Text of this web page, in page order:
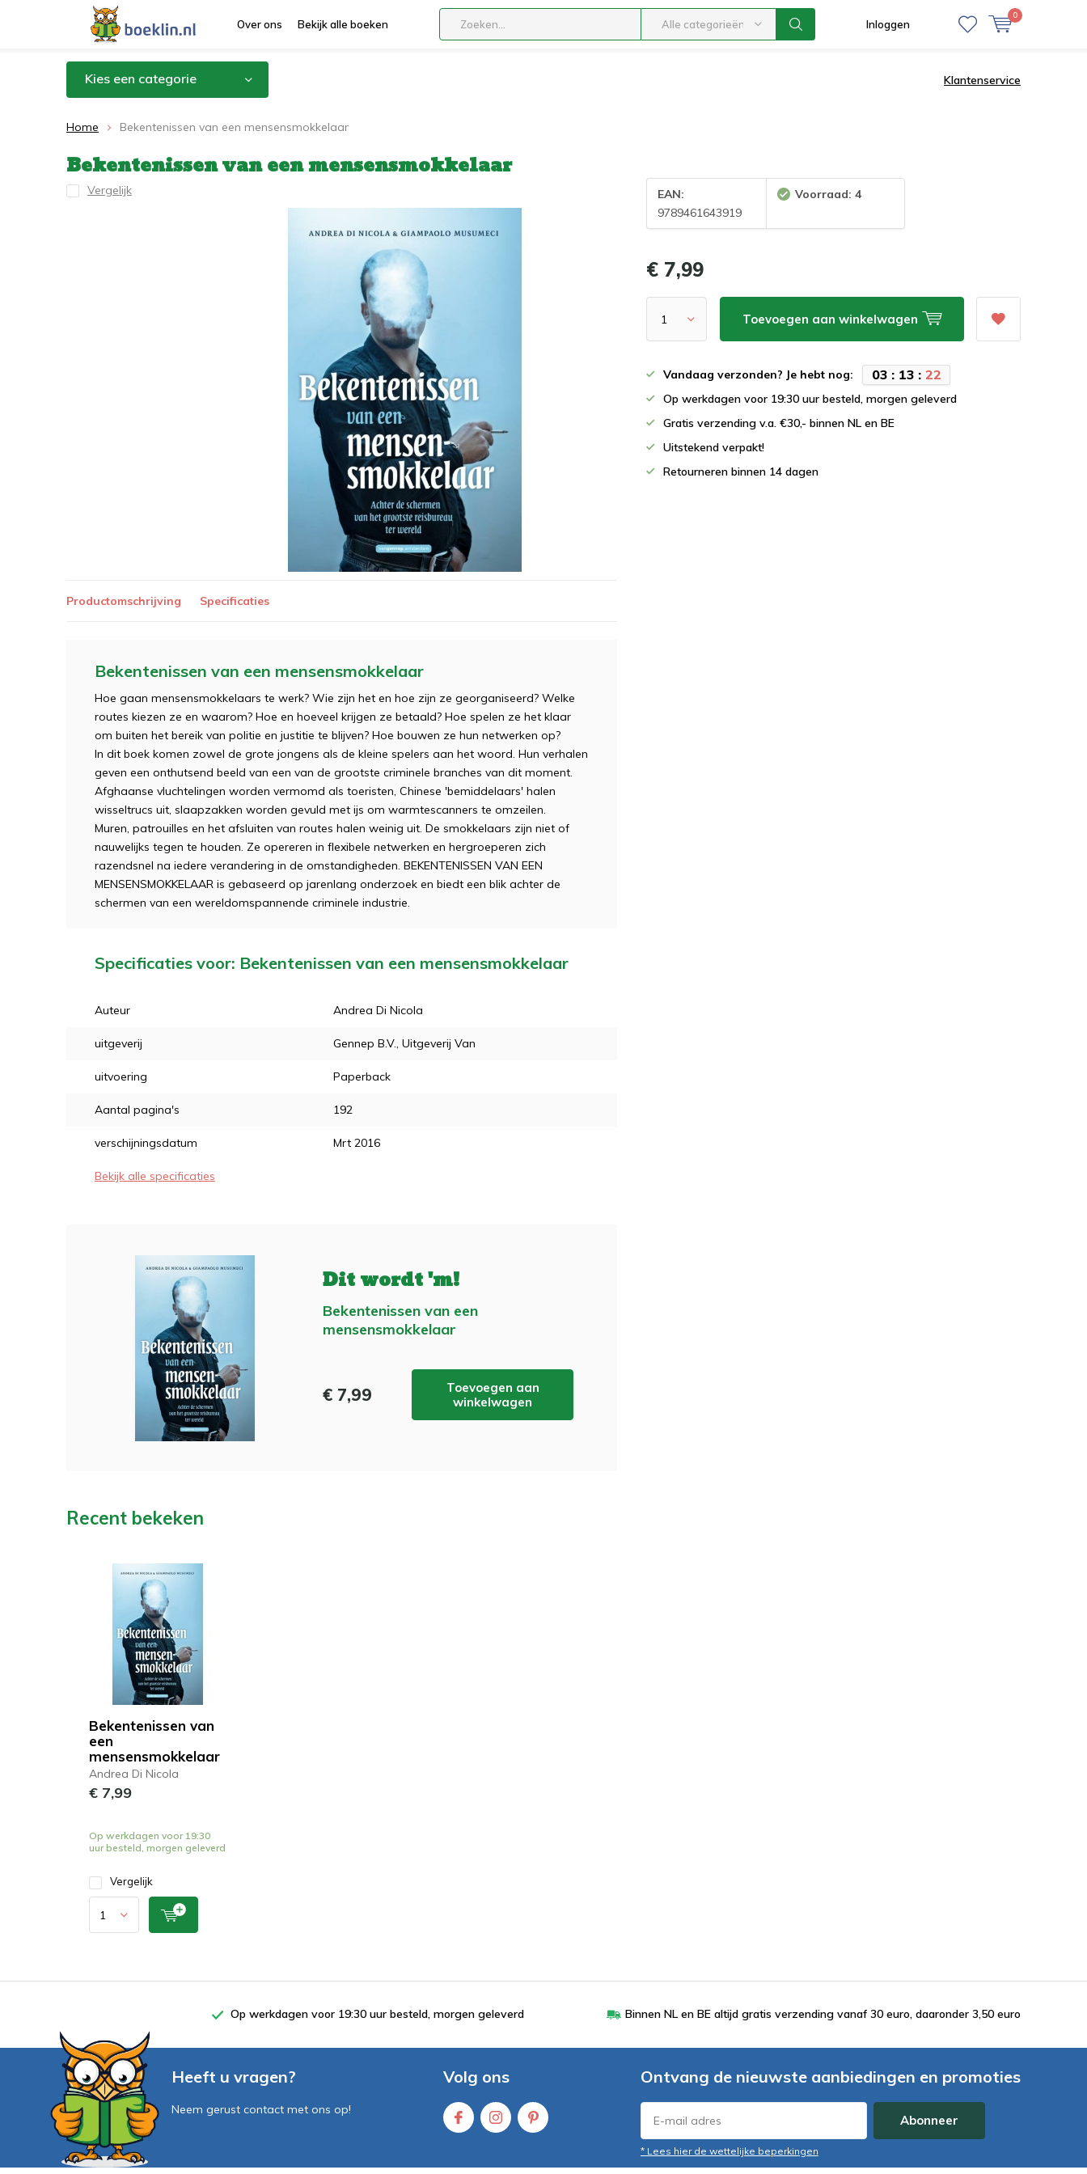
Over ons Bekijk alle boeken Alle categorieën Inloggen
0
Kies een categorie Klantenservice
Home Bekentenissen van een mensensmokkelaar
Bekentenissen van een mensensmokkelaar
Vergelijk
EAN:
9789461643919
Voorraad: 4
€ 7,99
Toevoegen aan winkelwagen
Vandaag verzonden? Je hebt nog: 03: 13: 22
Op werkdagen voor 19:30 uur besteld, morgen geleverd
Gratis verzending v.a. €30,- binnen NL en BE
Uitstekend verpakt!
Retourneren binnen 14 dagen
Productomschrijving Specificaties
Bekentenissen van een mensensmokkelaar
Hoe gaan mensensmokkelaars te werk? Wie zijn het en hoe zijn ze georganiseerd? Welke
routes kiezen ze en waarom? Hoe en hoeveel krijgen ze betaald? Hoe spelen ze het klaar
om buiten het bereik van politie en justitie te blijven? Hoe bouwen ze hun netwerken op?
In dit boek komen zowel de grote jongens als de kleine spelers aan het woord. Hun verhalen
geven een onthutsend beeld van een van de grootste criminele branches van dit moment.
Afghaanse vluchtelingen worden vermomd als toeristen, Chinese 'bemiddelaars' halen
wisseltrucs uit, slaapzakken worden gevuld met ijs om warmte­scanners te omzeilen.
Muren, patrouilles en het afsluiten van routes halen weinig uit. De smokkelaars zijn niet of
nauwelijks tegen te houden. Ze opereren in flexibele netwerken en hergroeperen zich
razendsnel na iedere verandering in de omstandigheden. BEKENTENISSEN VAN EEN
MENSEN­SMOKKELAAR is gebaseerd op jarenlang onderzoek en biedt een blik achter de
schermen van een wereldomspannende criminele industrie.
Specificaties voor: Bekentenissen van een mensensmokkelaar
Auteur Andrea Di Nicola
uitgeverij Gennep B.V., Uitgeverij Van
uitvoering Paperback
Aantal pagina's 192
verschijningsdatum Mrt 2016
Bekijk alle specificaties
Dit wordt 'm!
Bekentenissen van een
mensensmokkelaar
€ 7,99
Toevoegen aan
winkelwagen
Recent bekeken
Bekentenissen van
een
mensensmokkelaar
Andrea Di Nicola
€ 7,99
Op werkdagen voor 19:30
uur besteld, morgen geleverd
Vergelijk
Op werkdagen voor 19:30 uur besteld, morgen geleverd Binnen NL en BE altijd gratis verzending vanaf 30 euro, daaronder 3,50 euro
Heeft u vragen?
Neem gerust contact met ons op!
Volg ons Ontvang de nieuwste aanbiedingen en promoties
Abonneer
* Lees hier de wettelijke beperkingen